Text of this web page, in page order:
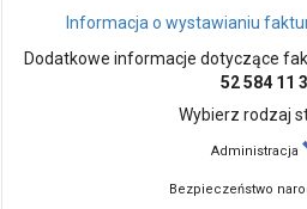
Informacja o wystawianiu
Dodatkowe informacje dotyczące
52 584 11
Wybierz rodzaj
Administracja
Bezpieczeństwo